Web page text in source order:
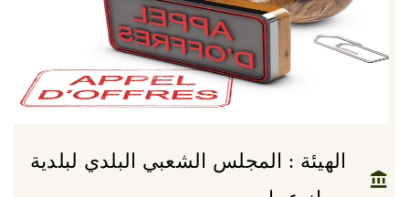
الهيئة : المجلس الشعبي البلدي لبلدية